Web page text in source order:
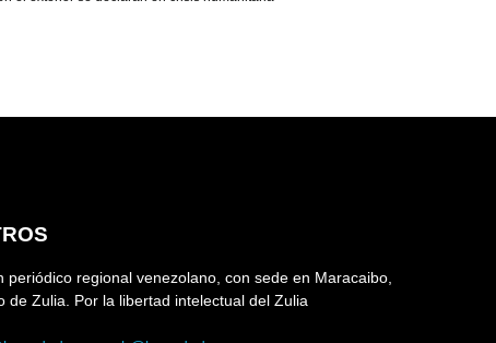
periódico regional venezolano, con sede en Maracaibo,
de Zulia. Por la libertad intelectual del Zulia